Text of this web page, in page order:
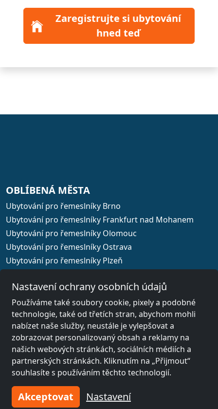
Zaregistrujte si ubytování
hned teď
OBLÍBENÁ MĚSTA
Ubytování pro řemeslníky Brno
Ubytování pro řemeslníky Frankfurt nad Mohanem
Ubytování pro řemeslníky Olomouc
Ubytování pro řemeslníky Ostrava
Ubytování pro řemeslníky Plzeň
Výběr země
© 2026 www.xodomo.cz
Otisk
Všeobecné obchodní podmínky
Ochrana dat
Nastavení ochrany osobních údajů
Používáme také soubory cookie, pixely a podobné
technologie, také od třetích stran, abychom mohli
nabízet naše služby, neustále je vylepšovat a
zobrazovat personalizovaný obsah a reklamy na
našich webových stránkách, sociálních médiích a
partnerských stránkách. Kliknutím na „Přijmout“
souhlasíte s používáním těchto technologií.
Akceptovat Nastavení